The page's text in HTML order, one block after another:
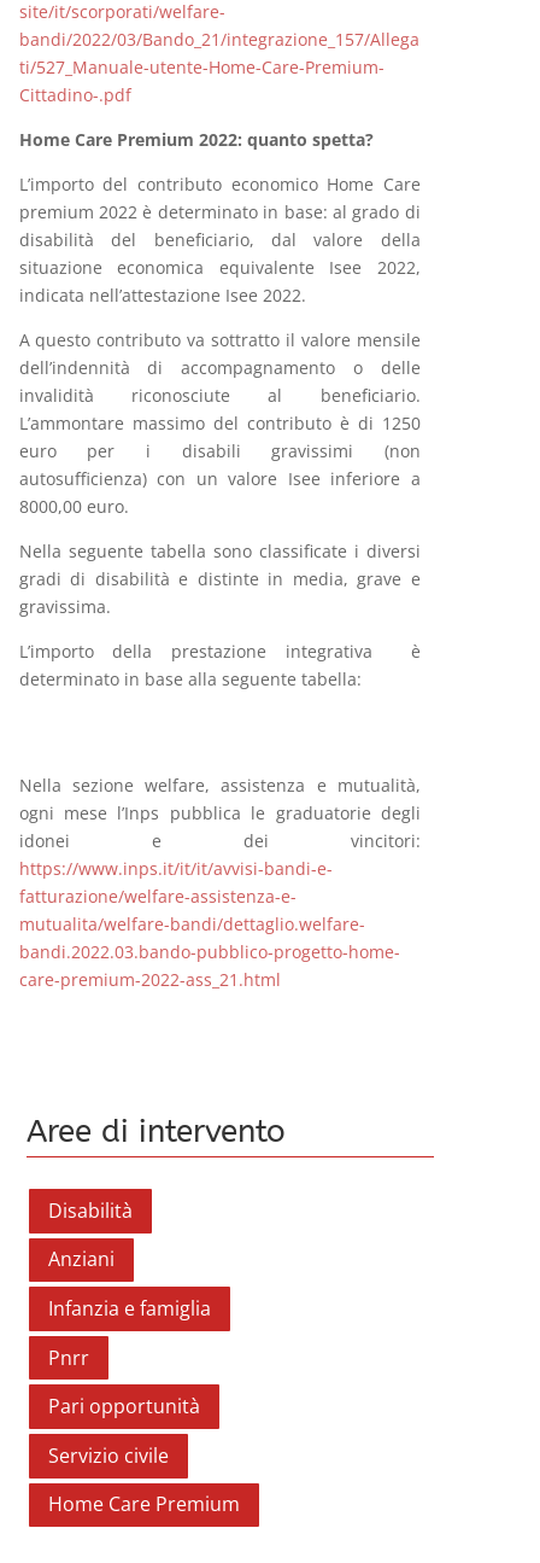
site/it/scorporati/welfare-
bandi/2022/03/Bando_21/integrazione_157/Allega
ti/527_Manuale-utente-Home-Care-Premium-
Cittadino-.pdf
Home Care Premium 2022: quanto spetta?
L’importo del contributo economico Home Care
premium 2022 è determinato in base: al grado di
disabilità del beneficiario, dal valore della
situazione economica equivalente Isee 2022,
indicata nell’attestazione Isee 2022.
A questo contributo va sottratto il valore mensile
dell’indennità di accompagnamento o delle
invalidità riconosciute al beneficiario.
L’ammontare massimo del contributo è di 1250
euro per i disabili gravissimi (non
autosufficienza) con un valore Isee inferiore a
8000,00 euro.
Nella seguente tabella sono classificate i diversi
gradi di disabilità e distinte in media, grave e
gravissima.
L’importo della prestazione integrativa è
determinato in base alla seguente tabella:
Nella sezione welfare, assistenza e mutualità,
ogni mese l’Inps pubblica le graduatorie degli
idonei e dei vincitori:
https://www.inps.it/it/it/avvisi-bandi-e-
fatturazione/welfare-assistenza-e-
mutualita/welfare-bandi/dettaglio.welfare-
bandi.2022.03.bando-pubblico-progetto-home-
care-premium-2022-ass_21.html
Aree di intervento
Disabilità
Anziani
Infanzia e famiglia
Pnrr
Pari opportunità
Servizio civile
Home Care Premium